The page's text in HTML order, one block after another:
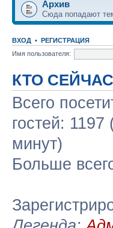
Архив
Сюда попадают
ВХОД • РЕГИСТРАЦИЯ
Имя пользователя:
КТО
Всего
гостей:
минут)
Больше